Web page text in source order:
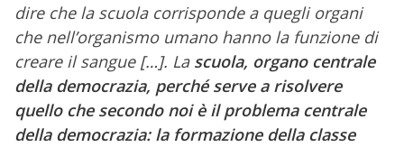
dire che la scuola corrisponde a quegli organi
che nell’organismo umano hanno la funzione di
creare il sangue […]. Lascuola, organo centrale
della democrazia, perché serve a risolvere
quello che secondo noi è il problema centrale
della democrazia: la formazione della classe